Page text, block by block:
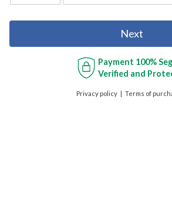
Next
Payment 100%
Verified and
Privacy policy Terms of